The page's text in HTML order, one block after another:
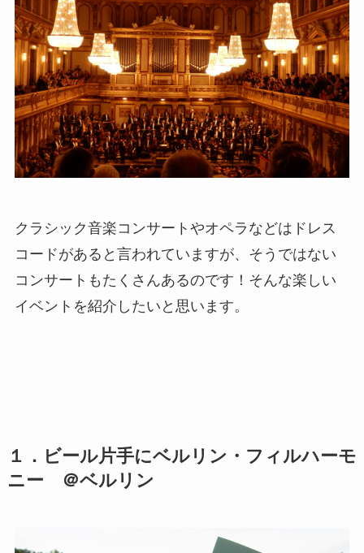
クラシック音楽コンサートやオペラなどはドレス
コードがあると言われていますが、そうではない
コンサートもたくさんあるのです！そんな楽しい
イベントを紹介したいと思います。
１．ビール片手にベルリン・フィルハーモ
ニー ＠ベルリン